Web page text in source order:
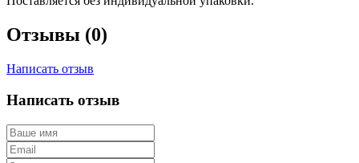
Отзывы (0)
Написать отзыв
Написать отзыв